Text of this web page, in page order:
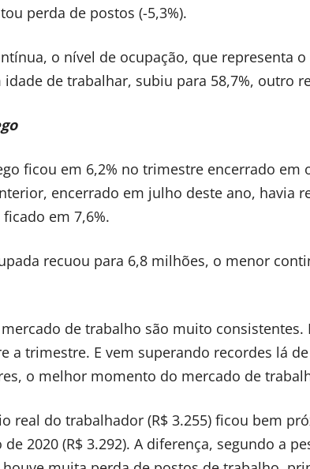
perda de postos (-5,3%).
o nível de ocupação, que representa
idade de trabalhar, subiu para 58,7%, outro
ficou em 6,2% no trimestre encerrado
encerrado em julho deste ano, havia
em 7,6%.
recuou para 6,8 milhões, o menor
de trabalho são muito
a trimestre. E vem superando recordes lá
o melhor momento do mercado de
real do trabalhador (R$ 3.255) ficou bem
2020 (R$ 3.292). A diferença, segundo a